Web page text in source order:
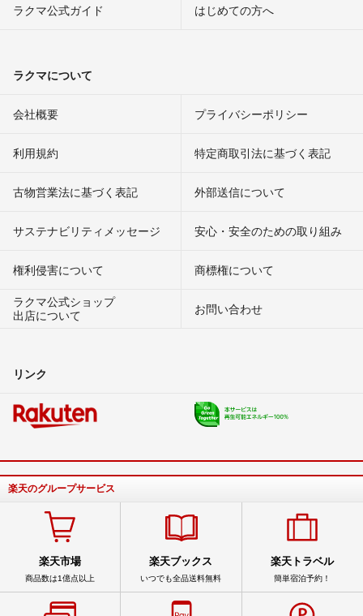
ラクマ公式ガイド はじめての方へ
ラクマについて
会社概要 プライバシーポリシー
利用規約 特定商取引法に基づく表記
古物営業法に基づく表記 外部送信について
サステナビリティメッセージ 安心・安全のための取り組み
権利侵害について
商標権について
ラクマ公式ショップ
出店について
お問い合わせ
リンク
楽天のグループサービス
楽天市場
商品数は1億点以上
楽天ブックス
いつでも全品送料無料
楽天トラベル
簡単宿泊予約！